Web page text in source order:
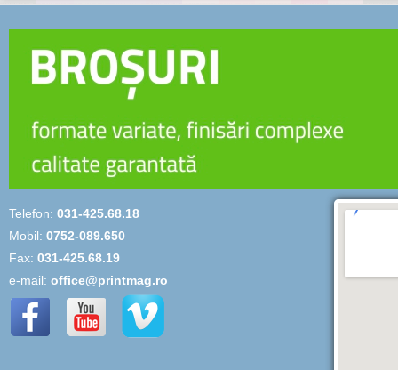
Telefon: 031-425.68.18
Mobil: 0752-089.650
Fax: 031-425.68.19
e-mail: office@printmag.ro